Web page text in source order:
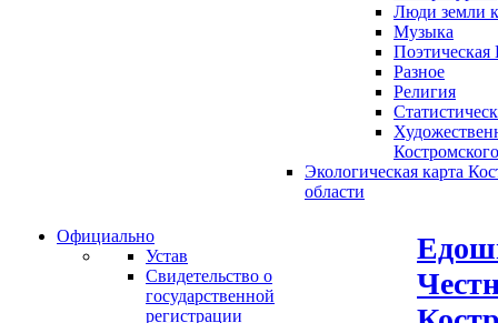
Люди земли
Музыка
Поэтическая
Разное
Религия
Экологическая карта
области
Официально
Устав
Свидетельство о
государственной
регистрации